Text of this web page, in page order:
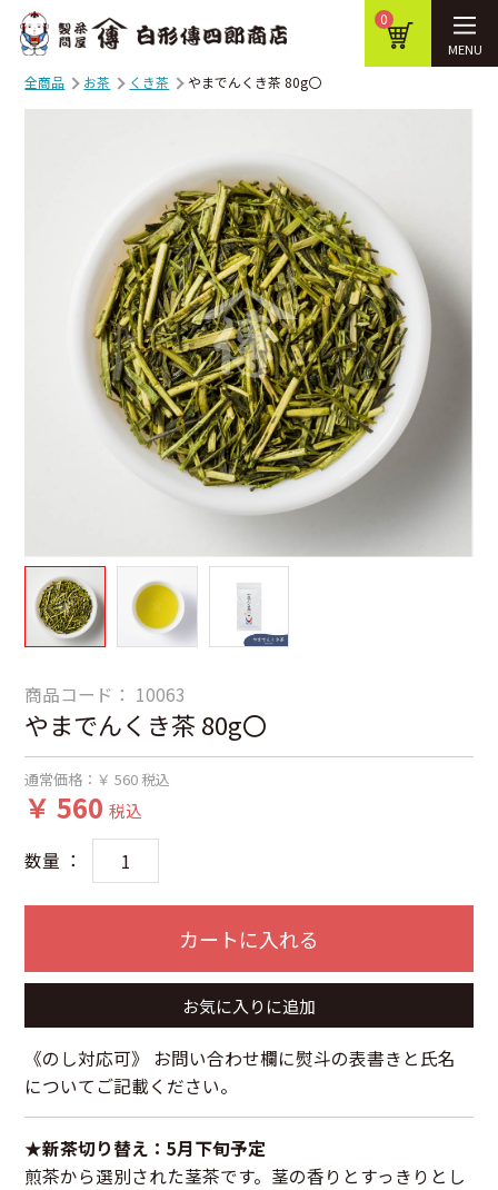
0
MENU
全商品 お茶 くき茶 やまでんくき茶 80g〇
商品コード： 10063
やまでんくき茶 80g〇
通常価格： ￥ 560 税込
￥ 560 税込
数量 ：
カートに入れる
お気に入りに追加
《のし対応可》 お問い合わせ欄に熨斗の表書きと氏名
についてご記載ください。
★新茶切り替え：5月下旬予定
煎茶から選別された茎茶です。茎の香りとすっきりとし